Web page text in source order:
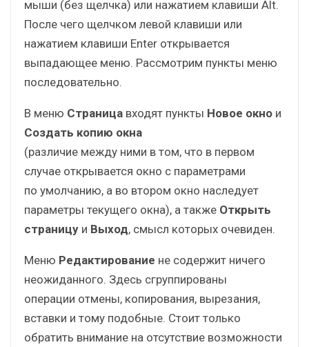
мыши (без щелчка) или нажатием клавиши Alt.
После чего щелчком левой клавиши или
нажатием клавиши Enter открывается
выпадающее меню. Рассмотрим пункты меню
последовательно.
В меню Страница входят пункты Новое окно и
Создать копию окна
(различие между ними в том, что в первом
случае открывается окно с параметрами
по умолчанию, а во втором окно наследует
параметры текущего окна), а также Открыть
страницу и Выход, смысл которых очевиден.
Меню Редактирование не содержит ничего
неожиданного. Здесь сгруппированы
операции отмены, копирования, вырезания,
вставки и тому подобные. Стоит только
обратить внимание на отсутствие возможности